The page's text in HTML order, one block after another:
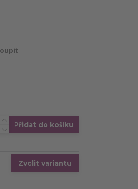
Přidat do košíku
Zvolit variantu